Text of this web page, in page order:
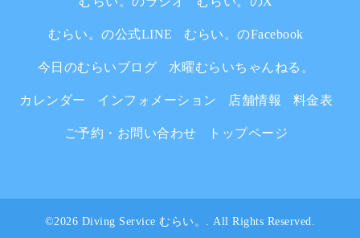
むらい。の公式LINE むらい。のFacebook
今日のむらいブログ 水曜むらいちゃんねる。
カレンダー インフォメーション 店舗情報 料金表
ご予約・お問い合わせ トップページ
©2026 Diving Service むらい。 . All Rights Reserved.